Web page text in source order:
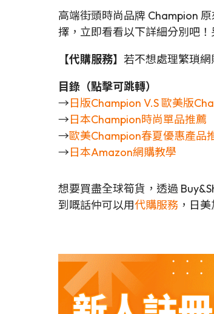
高端街頭時尚品牌 Champion
擇，立即看看以下詳細分別吧
【代購服務】 若不想處理繁瑣
目錄（點擊可跳轉）
→日版Champion V.S 歐美版
→日本Champion時尚單品推薦
→歐美Champion春夏優惠產品
→日本Amazon網購教學
想要買盡全球筍貨，透過
到嘅話仲可以用代購服務 ，日